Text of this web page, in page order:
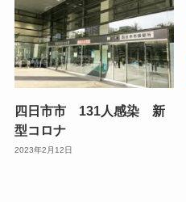
四日市市 131人感染 新
型コロナ
2023年2月12日